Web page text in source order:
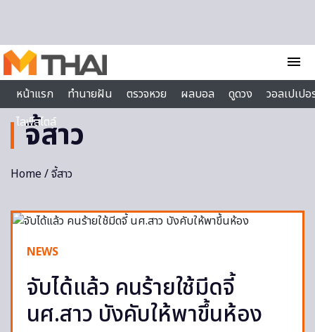
menu
หน้าแรก
ทำนายฝัน ตรวจหวย ผลบอล ดูดวง
วอลเปเป
ไลฟ์สไตล์
จี้สาว
Home/ จี้สาว
NEWS
จับได้แล้ว คนร้ายใช้มีดจี้
นศ.สาว บังคับให้พาขึ้นห้อง